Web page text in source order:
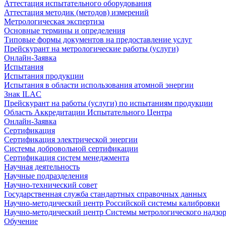
Аттестация испытательного оборудования
Аттестация методик (методов) измерений
Метрологическая экспертиза
Основные термины и определения
Типовые формы документов на предоставление услуг
Прейскурант на метрологические работы (услуги)
Онлайн-Заявка
Испытания
Испытания продукции
Испытания в области использования атомной энергии
Знак ILAC
Прейскурант на работы (услуги) по испытаниям продукции
Область Аккредитации Испытательного Центра
Онлайн-Заявка
Сертификация
Сертификация электрической энергии
Системы добровольной сертификации
Сертификация систем менеджмента
Научная деятельность
Научные подразделения
Научно-технический совет
Государственная служба стандартных справочных данных
Научно-методический центр Российской системы калибровки
Научно-методический центр Системы метрологического
Обучение